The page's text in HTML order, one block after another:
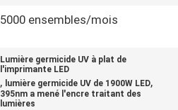
5000 ensembles/mois
Lumière germicide UV à plat de
l'imprimante LED
, lumière germicide UV de 1900W LED,
395nm a mené l'encre traitant des
lumières